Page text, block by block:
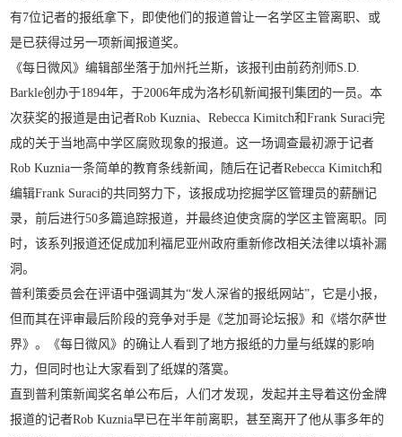
有7位记者的报纸拿下，即使他们的报道曾让一名学区主管离职、或
是已获得过另一项新闻报道奖。
《每日微风》编辑部坐落于加州托兰斯，该报刊由前药剂师S.D.
Barkle创办于1894年，于2006年成为洛杉矶新闻报刊集团的一员。本
次获奖的报道是由记者Rob Kuznia、Rebecca Kimitch和Frank Suraci完
成的关于当地高中学区腐败现象的报道。这一场调查最初源于记者
Rob Kuznia一条简单的教育条线新闻，随后在记者Rebecca Kimitch和
编辑Frank Suraci的共同努力下，该报成功挖掘学区管理员的薪酬记
录，前后进行50多篇追踪报道，并最终迫使贪腐的学区主管离职。同
时，该系列报道还促成加利福尼亚州政府重新修改相关法律以填补漏
洞。
普利策委员会在评语中强调其为“发人深省的报纸网站”，它是小报，
但而其在评审最后阶段的竞争对手是《芝加哥论坛报》和《塔尔萨世
界》。《每日微风》的确让人看到了地方报纸的力量与纸媒的影响
力，但同时也让大家看到了纸媒的落寞。
直到普利策新闻奖名单公布后，人们才发现，发起并主导着这份金牌
报道的记者Rob Kuznia早已在半年前离职，甚至离开了他从事多年的